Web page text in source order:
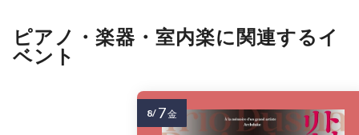
ピアノ・楽器・室内楽に関連するイ
ベント
8/ 7金